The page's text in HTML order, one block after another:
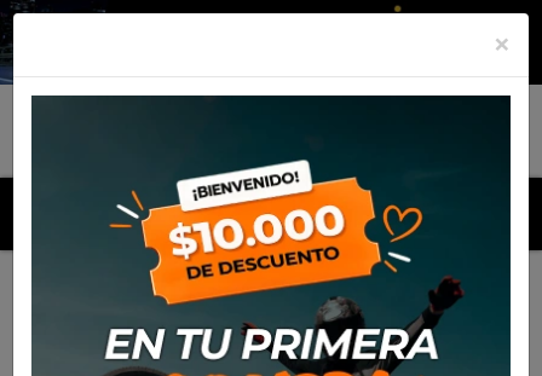
MENU
Productos Equipamiento Para el piloto
Ride Kit Leatt Moto 3.5
×